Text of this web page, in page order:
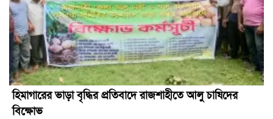
হিমাগারের ভাড়া বৃদ্ধির প্রতিবাদে রাজশাহীতে আলু চাষিদের
বিক্ষোভ